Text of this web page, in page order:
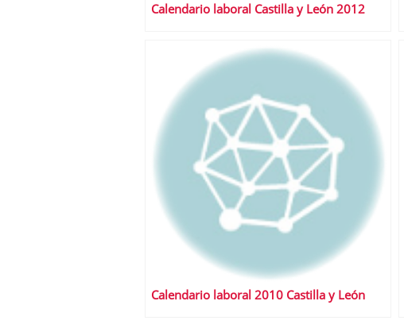
Calendario laboral Castilla y León 2012
Calendario laboral 2010 Castilla y León